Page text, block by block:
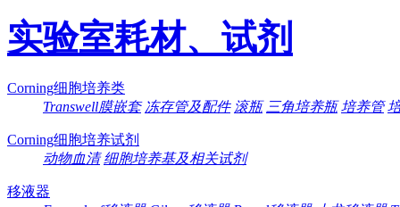
实验室耗材、试剂
Corning细胞培养类
Transwell膜嵌套 冻存管及配件 滚瓶 三角培养瓶 培养管
Corning细胞培养试剂
动物血清 细胞培养基及相关试剂
移液器